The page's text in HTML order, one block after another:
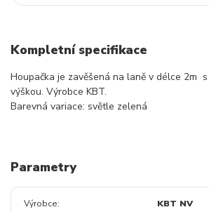
Kompletní specifikace
Houpačka je zavěšená na laně v délce 2m
výškou. Výrobce KBT.
Barevná variace: světle zelená
Parametry
Výrobce KBT NV